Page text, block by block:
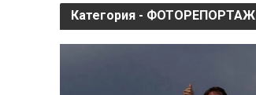
Категория - ФОТОРЕПОРТАЖ